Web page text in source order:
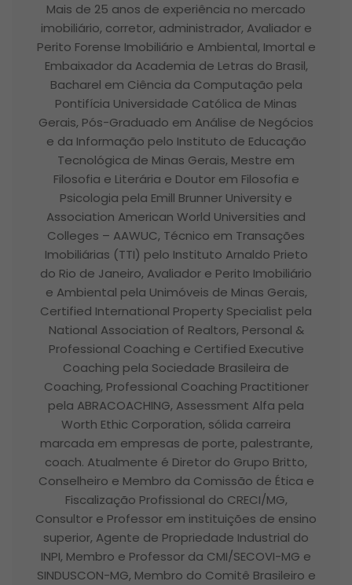
Mais de 25 anos de experiência no mercado
imobiliário, corretor, administrador, Avaliador e
Perito Forense Imobiliário e Ambiental, Imortal e
Embaixador da Academia de Letras do Brasil,
Bacharel em Ciência da Computação pela
Pontifícia Universidade Católica de Minas
Gerais, Pós-Graduado em Análise de Negócios
e da Informação pelo Instituto de Educação
Tecnológica de Minas Gerais, Mestre em
Filosofia e Literária e Doutor em Filosofia e
Psicologia pela Emill Brunner University e
Association American World Universities and
Colleges – AAWUC, Técnico em Transações
Imobiliárias (TTI) pelo Instituto Arnaldo Prieto
do Rio de Janeiro, Avaliador e Perito Imobiliário
e Ambiental pela Unimóveis de Minas Gerais,
Certified International Property Specialist pela
National Association of Realtors, Personal &
Professional Coaching e Certified Executive
Coaching pela Sociedade Brasileira de
Coaching, Professional Coaching Practitioner
pela ABRACOACHING, Assessment Alfa pela
Worth Ethic Corporation, sólida carreira
marcada em empresas de porte, palestrante,
coach. Atualmente é Diretor do Grupo Britto,
Conselheiro e Membro da Comissão de Ética e
Fiscalização Profissional do CRECI/MG,
Consultor e Professor em instituições de ensino
superior, Agente de Propriedade Industrial do
INPI, Membro e Professor da CMI/SECOVI-MG e
SINDUSCON-MG, Membro do Comitê Brasileiro e